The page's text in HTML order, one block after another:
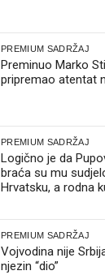
PREMIUM SADRŽAJ
Preminuo Marko
pripremao atentat
PREMIUM SADRŽAJ
Logično je da
braća su mu
Hrvatsku, a rodna
PREMIUM SADRŽAJ
Vojvodina nije
njezin “dio”